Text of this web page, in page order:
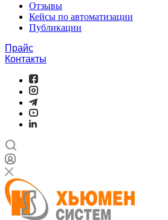
Отзывы
Кейсы по автоматизации
Публикации
Прайс
Контакты